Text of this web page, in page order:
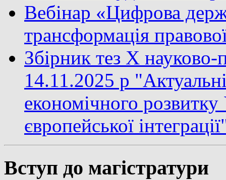
Вебінар «Цифрова
трансформація
Збірник тез X науково-
14.11.2025 р
економічного
європейської
Вступ до магістратури